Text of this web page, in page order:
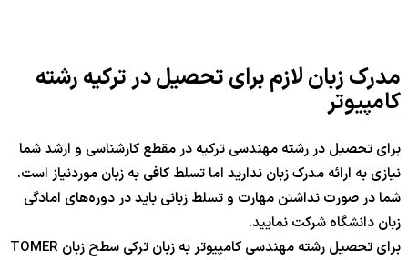
مدرک زبان لازم برای تحصیل در ترکیه رشته
کامپیوتر
برای تحصیل در رشته مهندسی ترکیه در مقطع کارشناسی و ارشد شما
نیازی به ارائه مدرک زبان ندارید اما تسلط کافی به زبان موردنیاز است.
شما در صورت نداشتن مهارت و تسلط زبانی باید در دوره‌های امادگی
زبان دانشگاه شرکت نمایید.
برای تحصیل رشته مهندسی کامپیوتر به زبان ترکی سطح زبان TOMER